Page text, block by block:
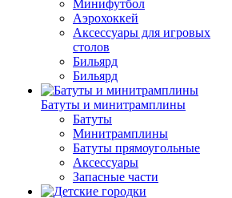
Минифутбол
Аэрохоккей
Аксессуары для игровых
столов
Бильяpд
Бильяpд
Батуты и минитрамплины
Батуты
Минитрамплины
Батуты прямоугольные
Аксессуары
Запасные части